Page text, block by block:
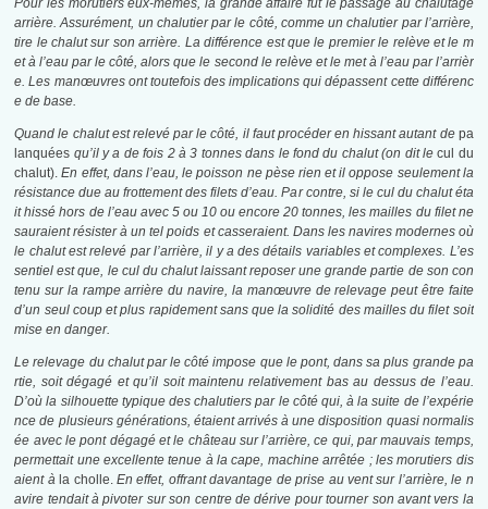
Pour les morutiers eux-mêmes, la grande affaire fut le passage au chalutage
arrière. Assurément, un chalutier par le côté, comme un chalutier par l’arrière,
tire le chalut sur son arrière. La différence est que le premier le relève et le m
et à l’eau par le côté, alors que le second le relève et le met à l’eau par l’arrièr
e. Les manœuvres ont toutefois des implications qui dépassent cette différenc
e de base.
Quand le chalut est relevé par le côté, il faut procéder en hissant autant de pa
lanquées qu’il y a de fois 2 à 3 tonnes dans le fond du chalut (on dit lecul du
chalut).En effet, dans l’eau, le poisson ne pèse rien et il oppose seulement la
résistance due au frottement des filets d’eau. Par contre, si le cul du chalut éta
it hissé hors de l’eau avec 5 ou 10 ou encore 20 tonnes, les mailles du filet ne
sauraient résister à un tel poids et casseraient. Dans les navires modernes où
le chalut est relevé par l’arrière, il y a des détails variables et complexes. L’es
sentiel est que, le cul du chalut laissant reposer une grande partie de son con
tenu sur la rampe arrière du navire, la manœuvre de relevage peut être faite
d’un seul coup et plus rapidement sans que la solidité des mailles du filet soit
mise en danger.
Le relevage du chalut par le côté impose que le pont, dans sa plus grande pa
rtie, soit dégagé et qu’il soit maintenu relativement bas au dessus de l’eau.
D’où la silhouette typique des chalutiers par le côté qui, à la suite de l’expérie
nce de plusieurs générations, étaient arrivés à une disposition quasi normalis
ée avec le pont dégagé et le château sur l’arrière, ce qui, par mauvais temps,
permettait une excellente tenue à la cape, machine arrêtée ; les morutiers dis
aient à la cholle.En effet, offrant davantage de prise au vent sur l’arrière, le n
avire tendait à pivoter sur son centre de dérive pour tourner son avant vers la